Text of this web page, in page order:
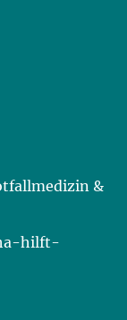
&
hilft-